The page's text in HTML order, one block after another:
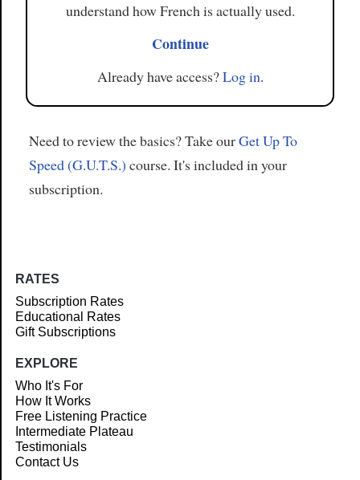
understand how French is actually used.
Continue
Already have access?Log in.
Need to review the basics? Take ourGet Up To
Speed (G.U.T.S.) course. It's included in your
subscription.
RATES
Subscription Rates
Educational Rates
Gift Subscriptions
EXPLORE
Who It's For
How It Works
Free Listening Practice
Intermediate Plateau
Testimonials
Contact Us